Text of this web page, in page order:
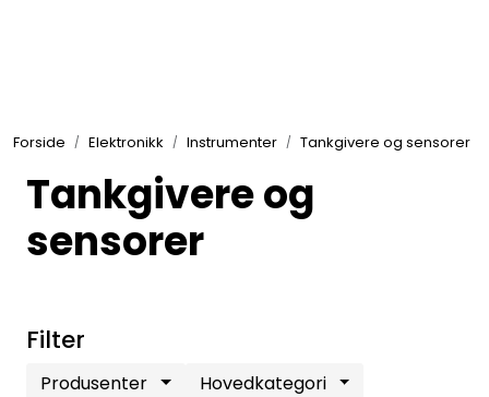
Forside Elektronikk Instrumenter Tankgivere og sensorer
Tankgivere og
sensorer
Filter
Produsenter
Hovedkategori
Bygg/Innredning